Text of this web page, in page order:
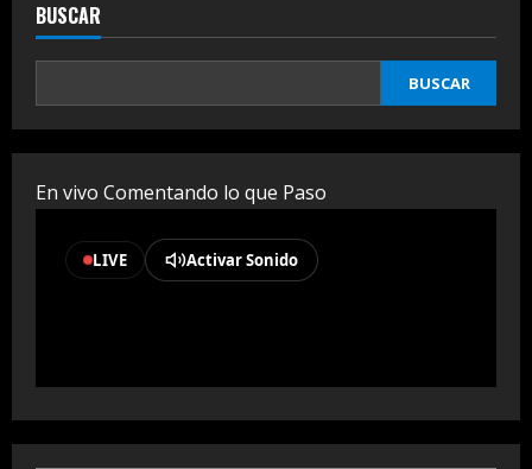
BUSCAR
BUSCAR
En vivo Comentando lo que Paso